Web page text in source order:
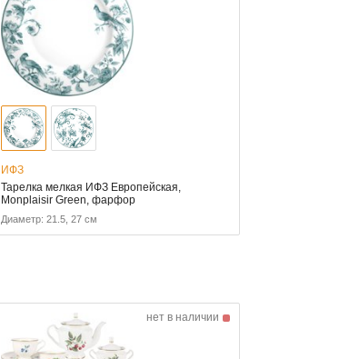
ИФЗ
Тарелка мелкая ИФЗ Европейская,
Monplaisir Green, фарфор
Диаметр: 21.5, 27 см
нет в наличии